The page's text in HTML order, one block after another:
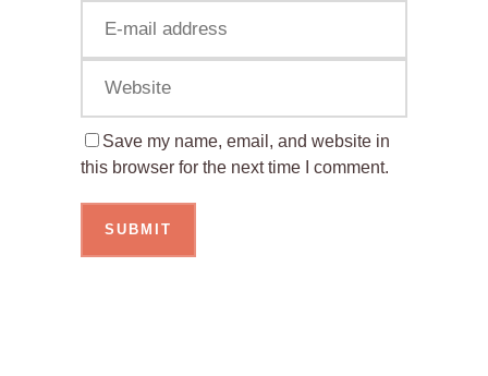
Save my name, email, and website in
this browser for the next time I comment.